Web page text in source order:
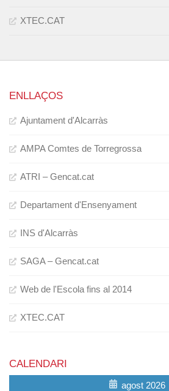
XTEC.CAT
ENLLAÇOS
Ajuntament d'Alcarràs
AMPA Comtes de Torregrossa
ATRI – Gencat.cat
Departament d'Ensenyament
INS d'Alcarràs
SAGA – Gencat.cat
Web de l'Escola fins al 2014
XTEC.CAT
CALENDARI
agost 2026